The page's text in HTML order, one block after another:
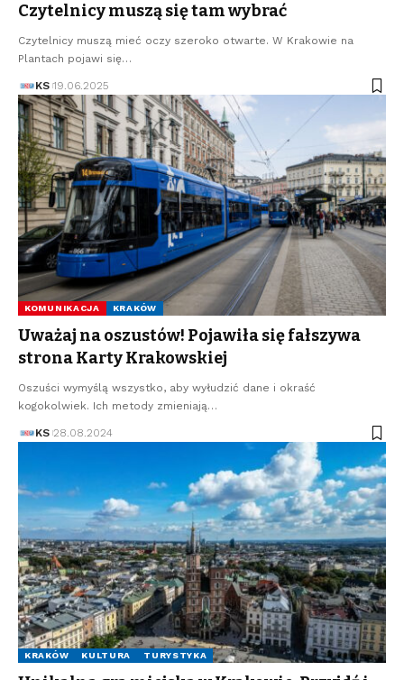
Czytelnicy muszą się tam wybrać
Czytelnicy muszą mieć oczy szeroko otwarte. W Krakowie na
Plantach pojawi się…
KS 19.06.2025
KOMUNIKACJA KRAKÓW
Uważaj na oszustów! Pojawiła się fałszywa
strona Karty Krakowskiej
Oszuści wymyślą wszystko, aby wyłudzić dane i okraść
kogokolwiek. Ich metody zmieniają…
KS 28.08.2024
KRAKÓW KULTURA TURYSTYKA